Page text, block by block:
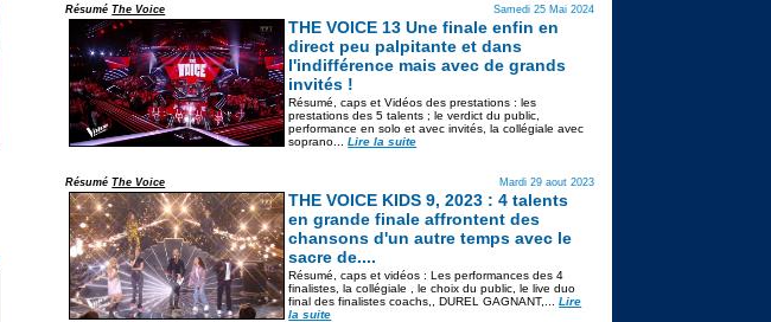
RésuméThe Voice Samedi 25 Mai 2024
THE VOICE 13 Une finale enfin en
direct peu palpitante et dans
l'indifférence mais avec de grands
invités !
Résumé, caps et Vidéos des prestations : les
prestations des 5 talents ; le verdict du public,
performance en solo et avec invités, la collégiale avec
soprano...Lire la suite
RésuméThe Voice Mardi 29 aout 2023
THE VOICE KIDS 9, 2023 : 4 talents
en grande finale affrontent des
chansons d'un autre temps avec le
sacre de....
Résumé, caps et vidéos : Les performances des 4
finalistes, la collégiale , le choix du public, le live duo
final des finalistes coachs,, DUREL GAGNANT,...Lire
la suite